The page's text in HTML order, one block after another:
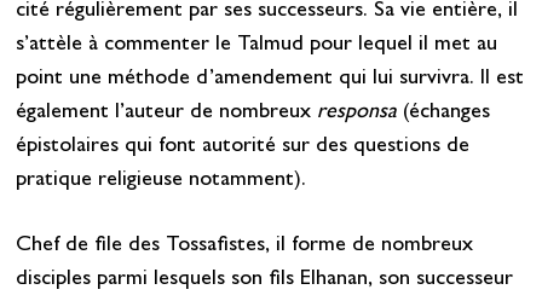
cité régulièrement par ses successeurs. Sa vie entière, il
s’attèle à commenter le Talmud pour lequel il met au
point une méthode d’amendement qui lui survivra. Il est
également l’auteur de nombreux responsa(échanges
épistolaires qui font autorité sur des questions de
pratique religieuse notamment).
Chef de file des Tossafistes, il forme de nombreux
disciples parmi lesquels son fils Elhanan, son successeur